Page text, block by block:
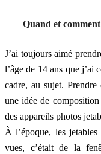
Quand et
J’ai toujours aimé
l’âge de 14 ans que j’ai
cadre, au sujet.
une idée de composition
des appareils photos
À l’époque, les
vues, c’était de la